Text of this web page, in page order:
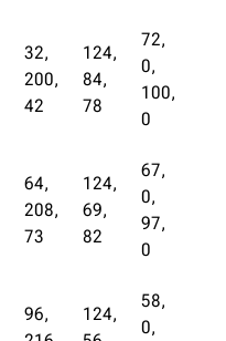
32,
200,
42
124,
84,
78
72,
0,
100,
0
64,
208,
73
124,
69,
82
67,
0,
97,
0
96,
124,
58,
0,